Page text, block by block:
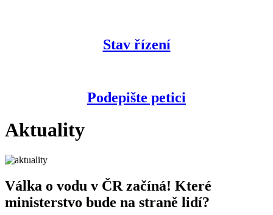
Stav řízení
Podepište petici
Aktuality
Válka o vodu v ČR začíná! Které
ministerstvo bude na straně lidí?